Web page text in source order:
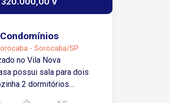
- Sorocaba/SP
no Vila Nova
possui sala para dois
2 dormitórios